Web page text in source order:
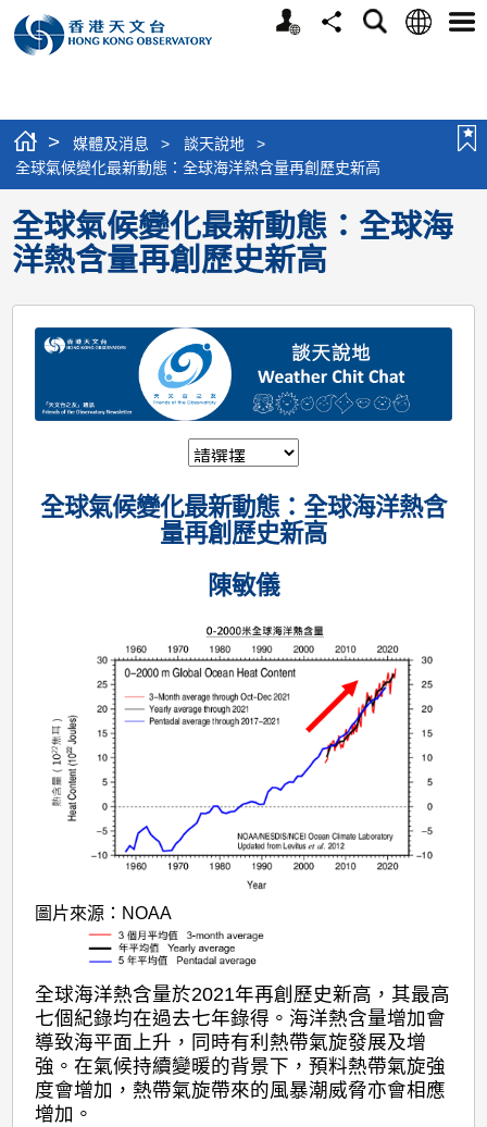
個
分
搜
語
選
> 媒體及消息 > 談天說地
>
全球氣候變化最新動態：全球海洋熱含量再創歷史新高
全球氣候變化最新動態：全球海
洋熱含量再創歷史新高
全球氣候變化最新動態：全球海洋熱含
量再創歷史新高
陳敏儀
圖片來源：NOAA
全球海洋熱含量於2021年再創歷史新高，其最高
七個紀錄均在過去七年錄得。海洋熱含量增加會
導致海平面上升，同時有利熱帶氣旋發展及增
強。在氣候持續變暖的背景下，預料熱帶氣旋強
度會增加，熱帶氣旋帶來的風暴潮威脅亦會相應
增加。